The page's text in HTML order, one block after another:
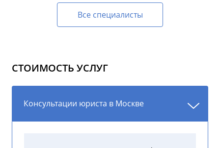
Все специалисты
СТОИМОСТЬ УСЛУГ
Консультации юриста в Москве